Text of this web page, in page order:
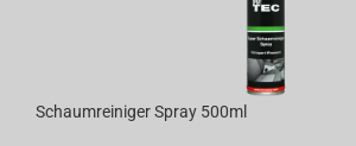
Schaumreiniger Spray 500ml